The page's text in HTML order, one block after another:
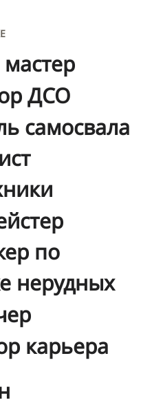
ДСО
самосвала
по
нерудных
карьера